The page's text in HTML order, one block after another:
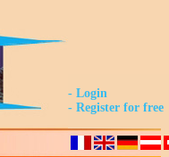
- Login
- Register for free